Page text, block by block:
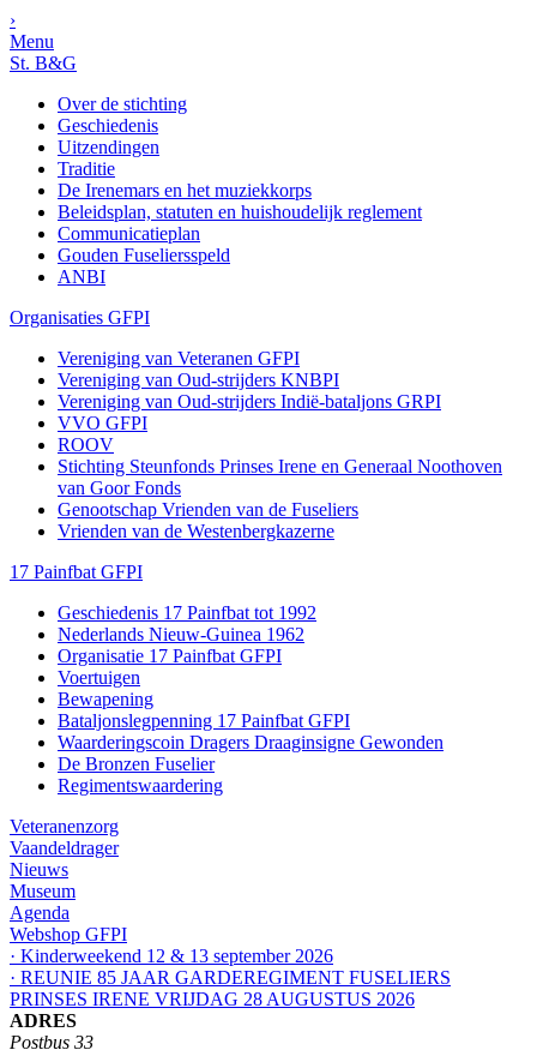
›
Menu
St. B&G
Over de stichting
Geschiedenis
Uitzendingen
Traditie
De Irenemars en het muziekkorps
Beleidsplan, statuten en huishoudelijk reglement
Communicatieplan
Gouden Fuseliersspeld
ANBI
Organisaties GFPI
Vereniging van Veteranen GFPI
Vereniging van Oud-strijders KNBPI
Vereniging van Oud-strijders Indië-bataljons GRPI
VVO GFPI
ROOV
Stichting Steunfonds Prinses Irene en Generaal Noothoven
van Goor Fonds
Genootschap Vrienden van de Fuseliers
Vrienden van de Westenbergkazerne
17 Painfbat GFPI
Geschiedenis 17 Painfbat tot 1992
Nederlands Nieuw-Guinea 1962
Organisatie 17 Painfbat GFPI
Voertuigen
Bewapening
Bataljonslegpenning 17 Painfbat GFPI
Waarderingscoin Dragers Draaginsigne Gewonden
De Bronzen Fuselier
Regimentswaardering
Veteranenzorg
Vaandeldrager
Nieuws
Museum
Agenda
Webshop GFPI
· Kinderweekend 12 & 13 september 2026
· REUNIE 85 JAAR GARDEREGIMENT FUSELIERS
PRINSES IRENE VRIJDAG 28 AUGUSTUS 2026
ADRES
Postbus 33